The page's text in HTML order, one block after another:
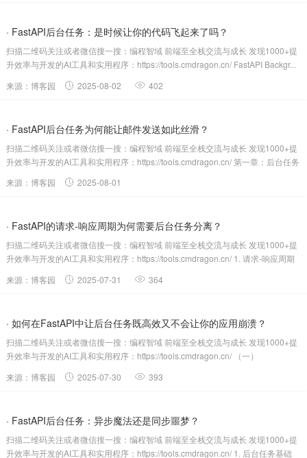
· FastAPI后台任务：是时候让你的代码飞起来了吗？
扫描二维码关注或者微信搜一搜：编程智域 前端至全栈交流与成长 发现1000+提
升效率与开发的AI工具和实用程序：https://tools.cmdragon.cn/ FastAPI Backgr...
来源：博客园
2025-08-02 402
· FastAPI后台任务为何能让邮件发送如此丝滑？
扫描二维码关注或者微信搜一搜：编程智域 前端至全栈交流与成长 发现1000+提
升效率与开发的AI工具和实用程序：https://tools.cmdragon.cn/ 第一章：后台任务
来源：博客园 2025-08-01
· FastAPI的请求-响应周期为何需要后台任务分离？
扫描二维码关注或者微信搜一搜：编程智域 前端至全栈交流与成长 发现1000+提
升效率与开发的AI工具和实用程序：https://tools.cmdragon.cn/ 1. 请求-响应周期
来源：博客园 2025-07-31 364
· 如何在FastAPI中让后台任务既高效又不会让你的应用崩溃？
扫描二维码关注或者微信搜一搜：编程智域 前端至全栈交流与成长 发现1000+提
升效率与开发的AI工具和实用程序：https://tools.cmdragon.cn/ （一）
来源：博客园 2025-07-30 393
· FastAPI后台任务：异步魔法还是同步噩梦？
扫描二维码关注或者微信搜一搜：编程智域 前端至全栈交流与成长 发现1000+提
升效率与开发的AI工具和实用程序：https://tools.cmdragon.cn/ 1. 后台任务基础